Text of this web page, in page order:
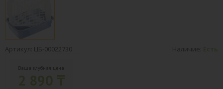
Артикул: ЦБ-00022730 Наличие: Есть
Ваша клубная цена: